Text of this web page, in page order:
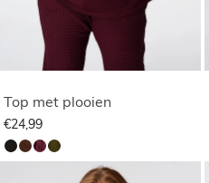
Top met plooien
€24,99